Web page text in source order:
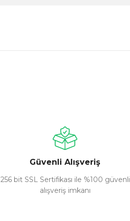
Güvenli Alışveriş
256 bit SSL Sertifikası ile %100 güvenli
alışveriş imkanı